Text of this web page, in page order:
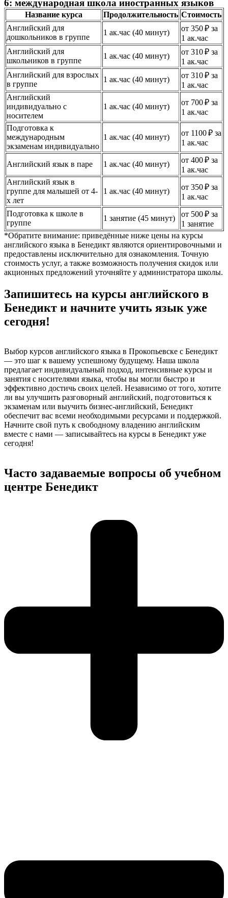
6: международная школа иностранных языков
Название курса Продолжительность Стоимость
Английский для
дошкольников в группе
1 ак.час (40 минут)
от 350 ₽ за
1 ак.час
Английский для
школьников в группе
1 ак.час (40 минут)
от 310 ₽ за
1 ак.час
Английский для взрослых
в группе
1 ак.час (40 минут)
от 310 ₽ за
1 ак.час
Английский
индивидуально с
носителем
1 ак.час (40 минут)
от 700 ₽ за
1 ак.час
Подготовка к
международным
экзаменам индивидуально
1 ак.час (40 минут)
от 1100 ₽ за
1 ак.час
Английский язык в паре 1 ак.час (40 минут)
от 400 ₽ за
1 ак.час
Английский язык в
группе для малышей от 4-
х лет
1 ак.час (40 минут)
от 350 ₽ за
1 ак.час
Подготовка к школе в
группе
1 занятие (45 минут)
от 500 ₽ за
1 занятие
*Обратите внимание: приведённые ниже цены на курсы
английского языка в Бенедикт являются ориентировочными и
предоставлены исключительно для ознакомления. Точную
стоимость услуг, а также возможность получения скидок или
акционных предложений уточняйте у администратора школы.
Запишитесь на курсы английского в
Бенедикт и начните учить язык уже
сегодня!
Выбор курсов английского языка в Прокопьевске с Бенедикт
— это шаг к вашему успешному будущему. Наша школа
предлагает индивидуальный подход, интенсивные курсы и
занятия с носителями языка, чтобы вы могли быстро и
эффективно достичь своих целей. Независимо от того, хотите
ли вы улучшить разговорный английский, подготовиться к
экзаменам или выучить бизнес-английский, Бенедикт
обеспечит вас всеми необходимыми ресурсами и поддержкой.
Начните свой путь к свободному владению английским
вместе с нами — записывайтесь на курсы в Бенедикт уже
сегодня!
Часто задаваемые вопросы об учебном
центре Бенедикт